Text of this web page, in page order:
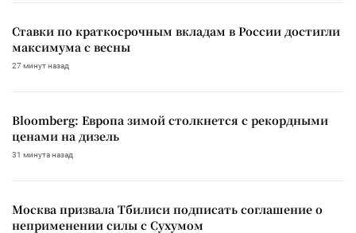
Ставки по краткосрочным вкладам в России достигли
максимума с весны
27 минут назад
Bloomberg: Европа зимой столкнется с рекордными
ценами на дизель
31 минута назад
Москва призвала Тбилиси подписать соглашение о
неприменении силы с Сухумом